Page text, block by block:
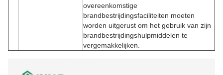
overeenkomstige
brandbestrijdingsfaciliteiten moeten
worden uitgerust om het gebruik van zijn
brandbestrijdingshulpmiddelen te
vergemakkelijken.